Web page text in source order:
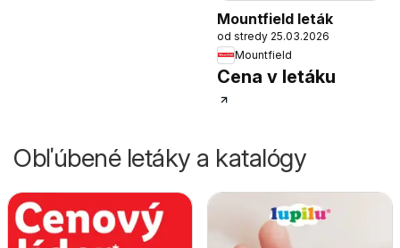
Mountfield leták
od stredy 25.03.2026
Mountfield
Cena v letáku
Obľúbené letáky a katalógy